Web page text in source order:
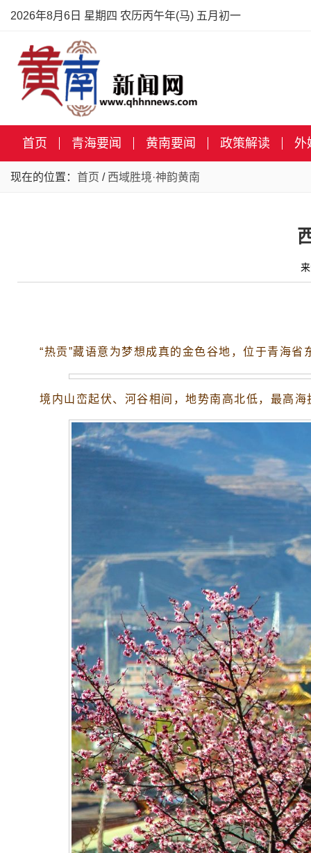
2026年8月6日 星期四 农历丙午年(马) 五月初一
首页 青海要闻 黄南要闻 政策解读 外
现在的位置： 首页 / 西域胜境·神韵黄南
“热贡”藏语意为梦想成真的金色谷地，位于青海
境内山峦起伏、河谷相间，地势南高北低，最高